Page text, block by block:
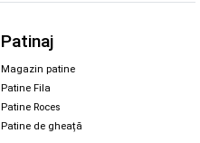
Patinaj
Magazin patine
Patine Fila
Patine Roces
Patine de gheață